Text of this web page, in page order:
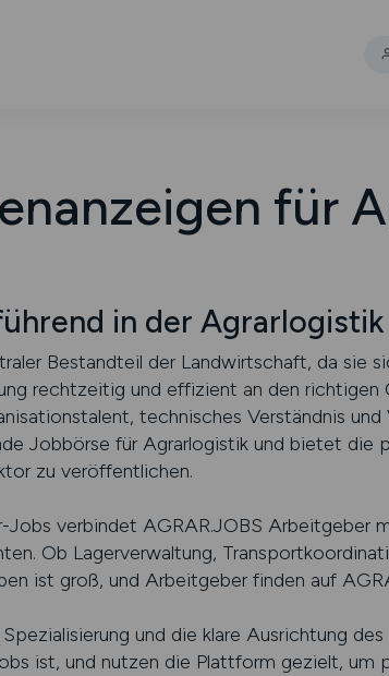
für
in der Agrarlogistik
Bestandteil der Landwirtschaft, da sie
rechtzeitig und effizient an den
technisches Verständnis
Jobbörse für Agrarlogistik und bietet die
zu veröffentlichen.
Jobs verbindet AGRAR.JOBS Arbeitgeber
Ob Lagerverwaltung,
ist groß, und Arbeitgeber finden auf
und die klare Ausrichtung
ist, und nutzen die Plattform gezielt, um